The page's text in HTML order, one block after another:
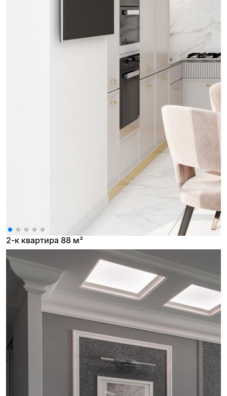
2-к квартира 88 м²